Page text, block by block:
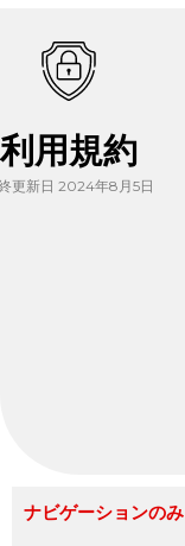
利用規約
更新日 2024年8月5日
ナビゲーションのみ